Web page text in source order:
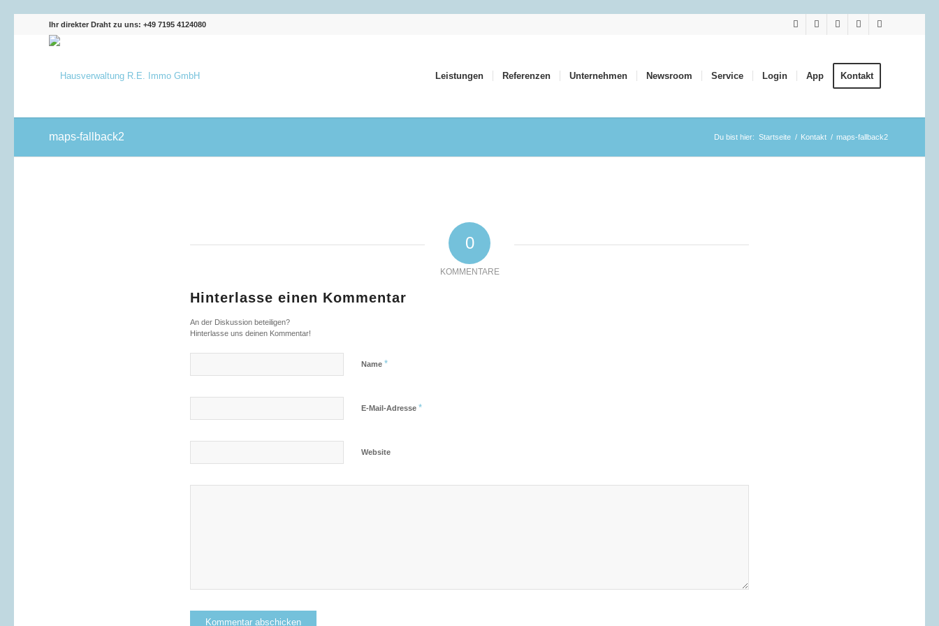
Ihr direkter Draht zu uns: +49 7195 4124080
Leistungen Referenzen Unternehmen Newsroom Service Login App Kontakt
maps-fallback2 Du bist hier: Startseite / Kontakt / maps-fallback2
0
KOMMENTARE
Hinterlasse einen Kommentar
An der Diskussion beteiligen?
Hinterlasse uns deinen Kommentar!
Name *
E-Mail-Adresse *
Website